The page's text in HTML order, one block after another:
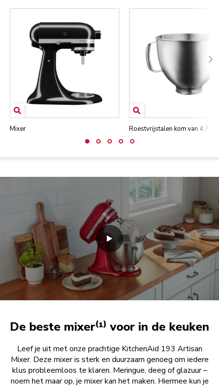
Mixer Roestvrijstalen kom van 4,7
De beste mixer⁽¹⁾ voor in de keuken
Leef je uit met onze prachtige KitchenAid 193 Artisan
Mixer. Deze mixer is sterk en duurzaam genoeg om iedere
klus probleemloos te klaren. Meringue, deeg of glazuur –
noem het maar op, je mixer kan het maken. Hiermee kun je